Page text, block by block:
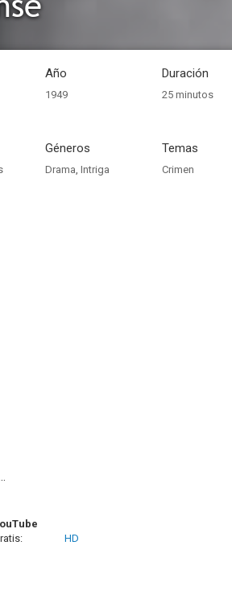
Año
1949
Duración
25 minutos
Géneros
Drama, Intriga
Temas
Crimen
HD